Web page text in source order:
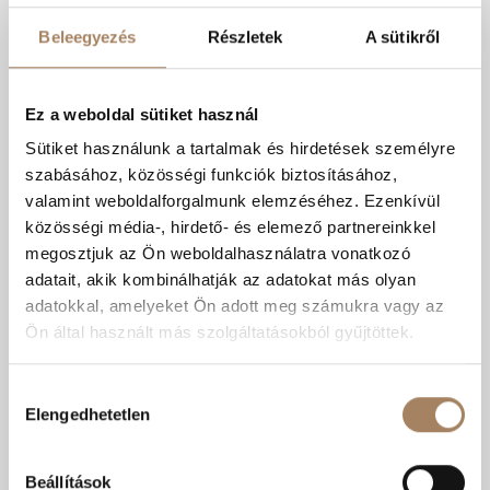
Beleegyezés Részletek A sütikről
Ez a weboldal sütiket használ
Sütiket használunk a tartalmak és hirdetések személyre
szabásához, közösségi funkciók biztosításához,
valamint weboldalforgalmunk elemzéséhez. Ezenkívül
közösségi média-, hirdető- és elemező partnereinkkel
megosztjuk az Ön weboldalhasználatra vonatkozó
adatait, akik kombinálhatják az adatokat más olyan
adatokkal, amelyeket Ön adott meg számukra vagy az
Ön által használt más szolgáltatásokból gyűjtöttek.
kiválasztása
Elengedhetetlen
Beállítások
zuhanyszett. A kád csaptelephez tartozik kézi
zuhany szett fali tartóval.
termékből) Fürdőszobai bútor (mosdókagyló és
csaptelep) beruházó által ajánlott termékből
opcionálisan választható, igény szerint. Alapesetben
nem tartozéka fürdőszobának.
Mosógép csatlakozó: falba szerelt szennyvíz
csatlakozási és hidegvíz vételi lehetőséggel, alaprajz
szerinti helyen a fürdőszobában, illetve azon
helyiségben ahol alaprajzon külön jelölve van.
A WC geberit rendszerű porcelán, fehér,
mélyöblítésű és rejtett öblítőtartállyal szerelt
kivitelben. Külön WC-kben: kézmosó kerül
beépítésre, Alföldi porcelán ill. minőségben hasonló
(eladó által kiválasztott) egyéb típusú fehér porcelán
A konyhabútor és konyhagépek nem részei a